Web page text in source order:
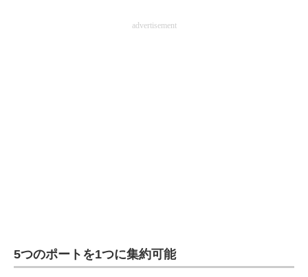
エネルギーの専門メディア
advertisement
5つのポートを1つに集約可能